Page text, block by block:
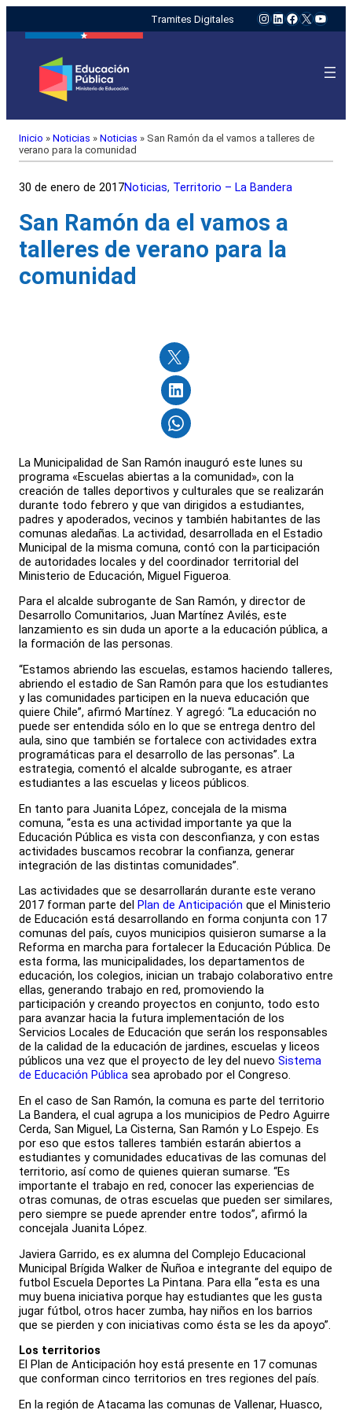
Tramites Digitales Instagram
LinkedIn
Facebook
X
Inicio » Noticias » Noticias » San Ramón da el vamos a talleres de
verano para la comunidad
30 de enero de 2017Noticias, Territorio – La Bandera
San Ramón da el vamos a
talleres de verano para la
comunidad
La Municipalidad de San Ramón inauguró este lunes su
programa «Escuelas abiertas a la comunidad», con la
creación de talles deportivos y culturales que se realizarán
durante todo febrero y que van dirigidos a estudiantes,
padres y apoderados, vecinos y también habitantes de las
comunas aledañas. La actividad, desarrollada en el Estadio
Municipal de la misma comuna, contó con la participación
de autoridades locales y del coordinador territorial del
Ministerio de Educación, Miguel Figueroa.
Para el alcalde subrogante de San Ramón, y director de
Desarrollo Comunitarios, Juan Martínez Avilés, este
lanzamiento es sin duda un aporte a la educación pública, a
la formación de las personas.
“Estamos abriendo las escuelas, estamos haciendo talleres,
abriendo el estadio de San Ramón para que los estudiantes
y las comunidades participen en la nueva educación que
quiere Chile”, afirmó Martínez. Y agregó: “La educación no
puede ser entendida sólo en lo que se entrega dentro del
aula, sino que también se fortalece con actividades extra
programáticas para el desarrollo de las personas”. La
estrategia, comentó el alcalde subrogante, es atraer
estudiantes a las escuelas y liceos públicos.
En tanto para Juanita López, concejala de la misma
comuna, “esta es una actividad importante ya que la
Educación Pública es vista con desconfianza, y con estas
actividades buscamos recobrar la confianza, generar
integración de las distintas comunidades”.
Las actividades que se desarrollarán durante este verano
2017 forman parte del Plan de Anticipación que el Ministerio
de Educación está desarrollando en forma conjunta con 17
comunas del país, cuyos municipios quisieron sumarse a la
Reforma en marcha para fortalecer la Educación Pública. De
esta forma, las municipalidades, los departamentos de
educación, los colegios, inician un trabajo colaborativo entre
ellas, generando trabajo en red, promoviendo la
participación y creando proyectos en conjunto, todo esto
para avanzar hacia la futura implementación de los
Servicios Locales de Educación que serán los responsables
de la calidad de la educación de jardines, escuelas y liceos
públicos una vez que el proyecto de ley del nuevo Sistema
de Educación Pública sea aprobado por el Congreso.
En el caso de San Ramón, la comuna es parte del territorio
La Bandera, el cual agrupa a los municipios de Pedro Aguirre
Cerda, San Miguel, La Cisterna, San Ramón y Lo Espejo. Es
por eso que estos talleres también estarán abiertos a
estudiantes y comunidades educativas de las comunas del
territorio, así como de quienes quieran sumarse. “Es
importante el trabajo en red, conocer las experiencias de
otras comunas, de otras escuelas que pueden ser similares,
pero siempre se puede aprender entre todos”, afirmó la
concejala Juanita López.
Javiera Garrido, es ex alumna del Complejo Educacional
Municipal Brígida Walker de Ñuñoa e integrante del equipo de
futbol Escuela Deportes La Pintana. Para ella “esta es una
muy buena iniciativa porque hay estudiantes que les gusta
jugar fútbol, otros hacer zumba, hay niños en los barrios
que se pierden y con iniciativas como ésta se les da apoyo”.
Los territorios
El Plan de Anticipación hoy está presente en 17 comunas
que conforman cinco territorios en tres regiones del país.
En la región de Atacama las comunas de Vallenar, Huasco,